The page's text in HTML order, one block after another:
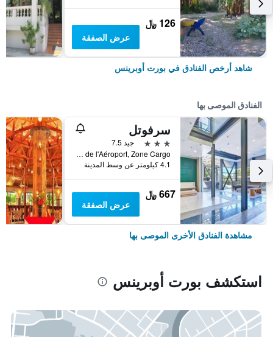
126 ﷼
عرض الصفقة
شاهد أرخص الفنادق في بورت أوبرينس
الفنادق الموصى بها
سرفوتل
3 نجوم
جيد 7.5
Route de l'Aéroport, Zone Cargo, بورت أوبرينس, هايتي
4.1 كيلومتر عن وسط المدينة
667 ﷼
عرض الصفقة
مشاهدة الفنادق الأخرى الموصى بها
استكشف بورت أوبرينس